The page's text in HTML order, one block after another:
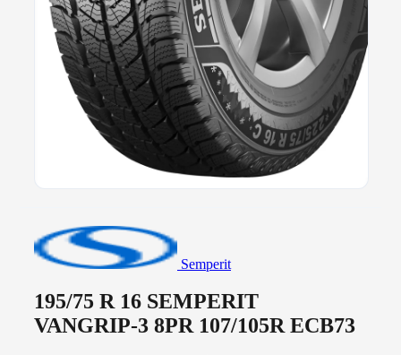
Semperit
195/75 R 16 SEMPERIT
VANGRIP-3 8PR 107/105R ECB73